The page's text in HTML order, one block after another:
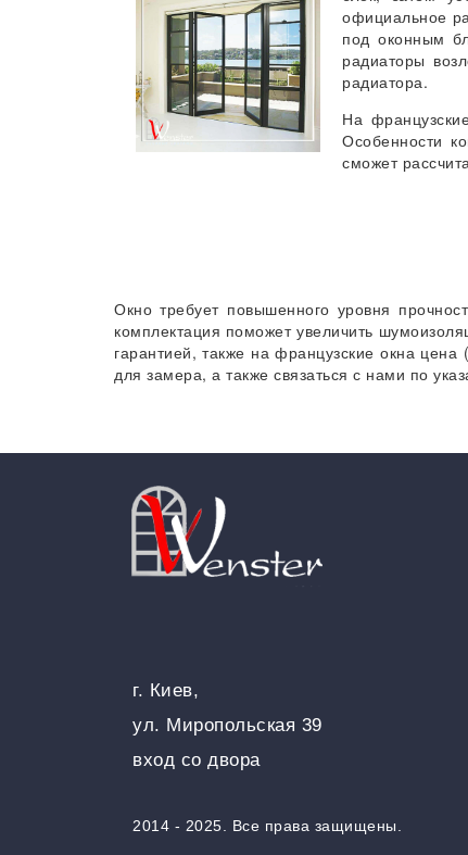
официальное
под оконным
радиаторы
радиатора.
На
Особенности
сможет
Окно требует повышенного уровня
комплектация поможет увеличить
гарантией, также на французские окна
для замера, а также связаться с нами по
г. Киев,
ул. Миропольская 39
вход со двора
2014 - 2025. Все права защищены.